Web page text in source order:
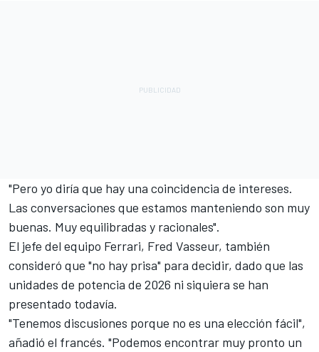
"Pero yo diría que hay una coincidencia de intereses.
Las conversaciones que estamos manteniendo son muy
buenas. Muy equilibradas y racionales".
El jefe del equipo Ferrari, Fred Vasseur, también
consideró que "no hay prisa" para decidir, dado que las
unidades de potencia de 2026 ni siquiera se han
presentado todavía.
"Tenemos discusiones porque no es una elección fácil",
añadió el francés. "Podemos encontrar muy pronto un